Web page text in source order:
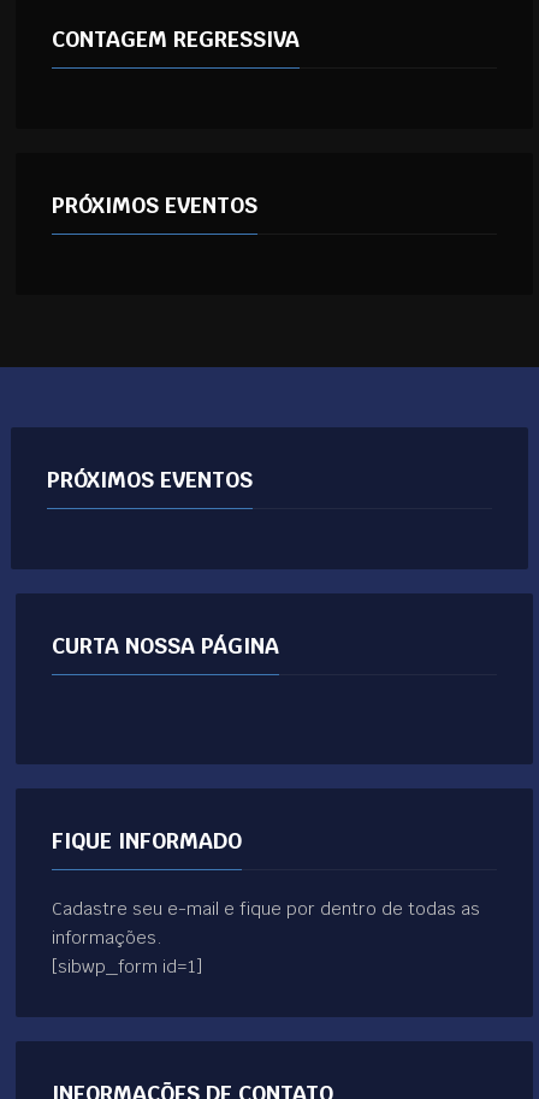
CONTAGEM REGRESSIVA
PRÓXIMOS EVENTOS
PRÓXIMOS EVENTOS
CURTA NOSSA PÁGINA
FIQUE INFORMADO
Cadastre seu e-mail e fique por dentro de todas as
informações.
[sibwp_form id=1]